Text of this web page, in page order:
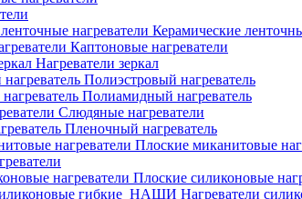
Керамические
Каптоновые нагреватели
Нагреватели зеркал
Полиэстровый нагреватель
Полиамидный нагреватель
Слюдяные нагреватели
Пленочный нагреватель
Плоские миканитовые
Плоские силиконовые
Нагреватели